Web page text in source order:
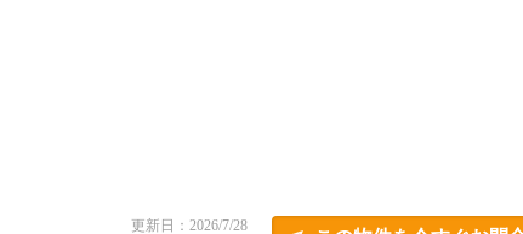
更新日：2026/7/28